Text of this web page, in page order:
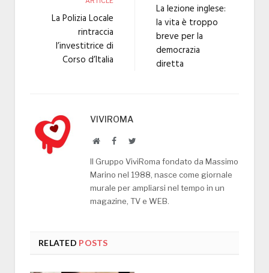
La Polizia Locale
rintraccia
l’investitrice di
Corso d’Italia
La lezione inglese:
la vita è troppo
breve per la
democrazia
diretta
VIVIROMA
WebsiteFacebookTwitter
Il Gruppo ViviRoma fondato da Massimo
Marino nel 1988, nasce come giornale
murale per ampliarsi nel tempo in un
magazine, TV e WEB.
RELATED POSTS